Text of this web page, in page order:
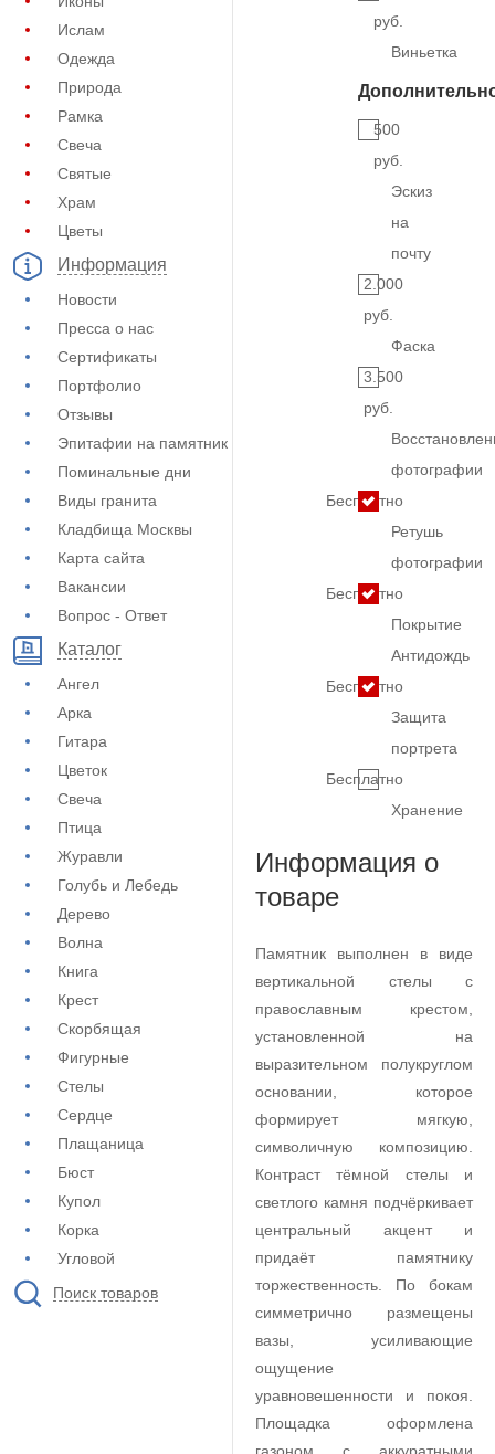
Ислам
Одежда
Природа
Рамка
Свеча
Святые
Храм
Цветы
Информация
Новости
Пресса о нас
Сертификаты
Портфолио
Отзывы
Эпитафии на памятник
Поминальные дни
Виды гранита
Кладбища Москвы
Карта сайта
Вакансии
Вопрос - Ответ
Каталог
Ангел
Арка
Гитара
Цветок
Свеча
Птица
Журавли
Голубь и Лебедь
Дерево
Волна
Книга
Крест
Скорбящая
Фигурные
Стелы
Сердце
Плащаница
Бюст
Купол
Корка
Угловой
Поиск товаров
руб.
Виньетка
500
руб.
Эскиз
на
почту
2.000
руб.
Фаска
3.500
руб.
фотографии
Бесплатно
Ретушь
фотографии
Бесплатно
Покрытие
Антидождь
Бесплатно
Защита
портрета
Бесплатно
Хранение
Информация о
товаре
Памятник выполнен в виде
вертикальной стелы с
православным крестом,
установленной на
выразительном полукруглом
основании, которое
формирует мягкую,
символичную композицию.
Контраст тёмной стелы и
светлого камня подчёркивает
центральный акцент и
придаёт памятнику
торжественность. По бокам
симметрично размещены
вазы, усиливающие
ощущение
уравновешенности и покоя.
Площадка оформлена